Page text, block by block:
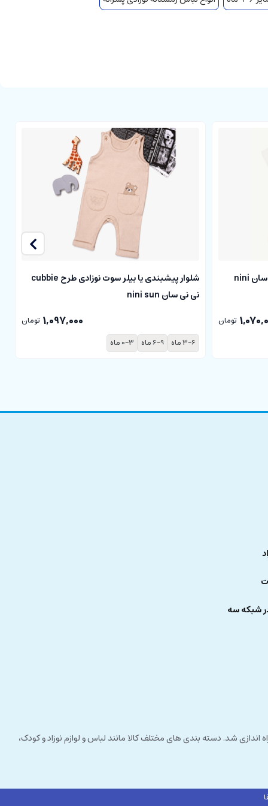
رامپر نوزادی طرح تدی cubbie نی نی سان nini
تومان
شلوار پیشبندی یا بیلر سوت نوزادی طرح cubbie
نی نی سان nini sun
1,097,000 تومان
3-6 ماه
6-9 ماه 0-3 ماه
شبکه سه
مشتری مداری راه اندازی شد. دسته بندی های مختلف کالا مانند لباس و لوازم نوزاد و کودک،